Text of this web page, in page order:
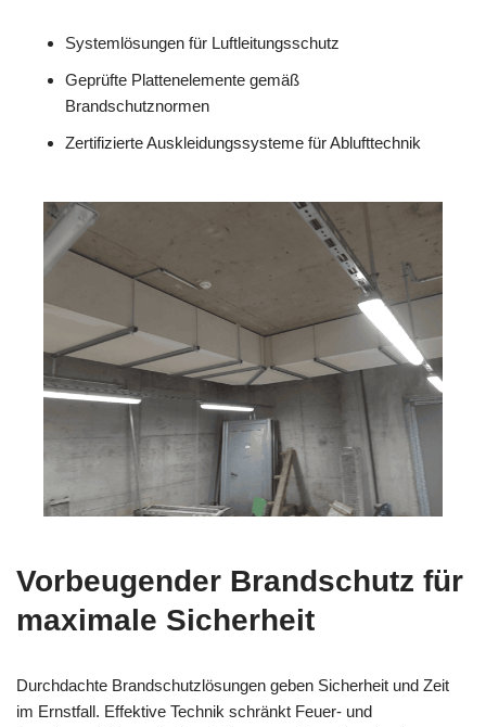
Systemlösungen für Luftleitungsschutz
Geprüfte Plattenelemente gemäß
Brandschutznormen
Zertifizierte Auskleidungssysteme für Ablufttechnik
Vorbeugender Brandschutz für
maximale Sicherheit
Durchdachte Brandschutzlösungen geben Sicherheit und Zeit
im Ernstfall. Effektive Technik schränkt Feuer- und